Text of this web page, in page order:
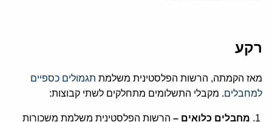
רקע
מאז הקמתה, הרשות הפלסטינית משלמת תגמולים כספיים
למחבלים. מקבלי התשלומים מתחלקים לשתי קבוצות:
מחבלים כלואים – הרשות הפלסטינית משלמת משכורות